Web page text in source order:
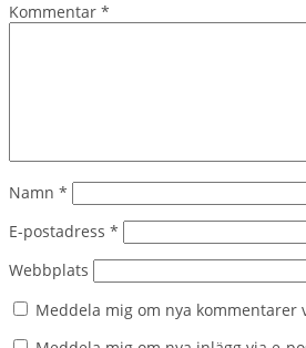
Kommentar *
Namn *
E-postadress *
Webbplats
Meddela mig om nya kommentarer